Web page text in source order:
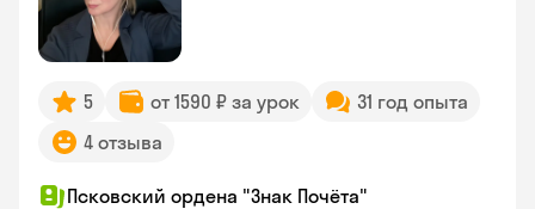
5 от 1590 ₽ за урок
31 год опыта
4 отзыва
Псковский ордена "Знак Почёта"